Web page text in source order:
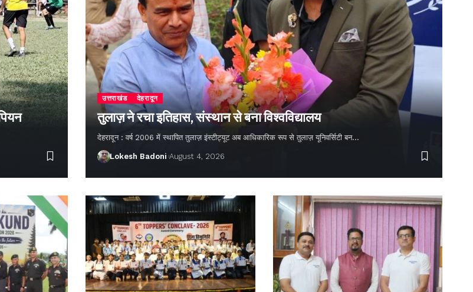
उत्तराखंड देहरादून
तुलाज़ ने रचा इतिहास, संस्थान से बना विश्वविद्यालय
देहरादून : वर्ष 2006 में स्थापित तुलाज़ इंस्टीट्यूट अब आधिकारिक रूप से तुलाज़ यूनिवर्सिटी बन…
Lokesh Badoni August 4, 2026